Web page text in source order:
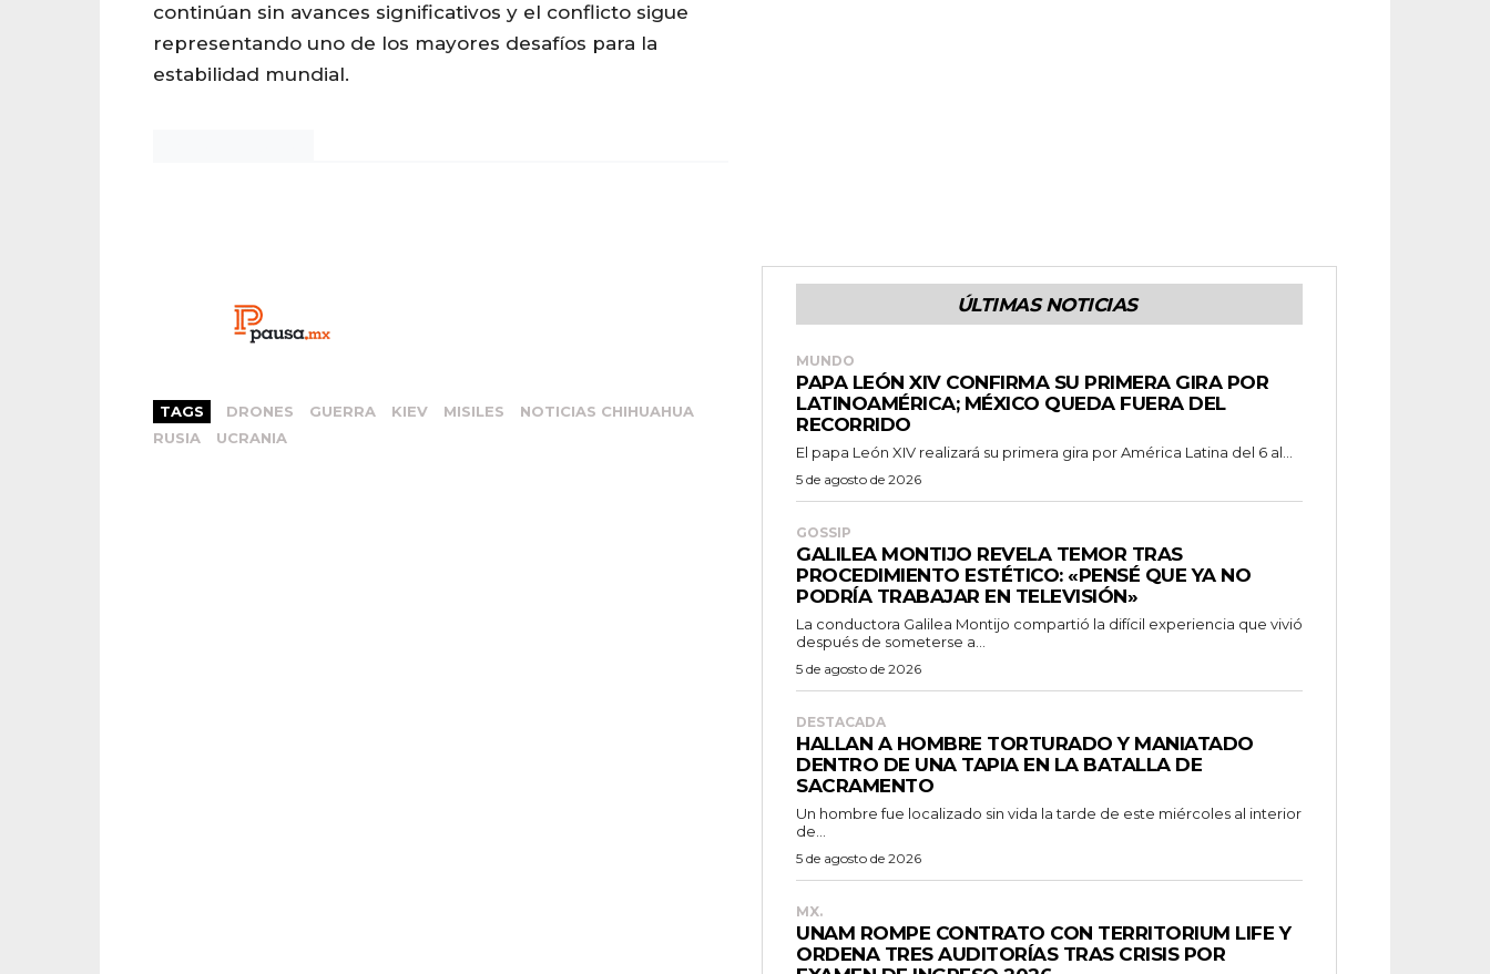
continúan sin avances significativos y el conflicto sigue
representando uno de los mayores desafíos para la
estabilidad mundial.
TAGS DRONES GUERRA KIEV MISILES
NOTICIAS CHIHUAHUA
RUSIA
UCRANIA
ÚLTIMAS NOTICIAS
MUNDO
PAPA LEÓN XIV CONFIRMA SU PRIMERA GIRA POR
LATINOAMÉRICA; MÉXICO QUEDA FUERA DEL
RECORRIDO
El papa León XIV realizará su primera gira por América Latina del 6 al...
5 de agosto de 2026
GOSSIP
GALILEA MONTIJO REVELA TEMOR TRAS
PROCEDIMIENTO ESTÉTICO: «PENSÉ QUE YA NO
PODRÍA TRABAJAR EN TELEVISIÓN»
La conductora Galilea Montijo compartió la difícil experiencia que vivió
después de someterse a...
5 de agosto de 2026
DESTACADA
HALLAN A HOMBRE TORTURADO Y MANIATADO
DENTRO DE UNA TAPIA EN LA BATALLA DE
SACRAMENTO
Un hombre fue localizado sin vida la tarde de este miércoles al interior
de...
5 de agosto de 2026
MX.
UNAM ROMPE CONTRATO CON TERRITORIUM LIFE Y
ORDENA TRES AUDITORÍAS TRAS CRISIS POR